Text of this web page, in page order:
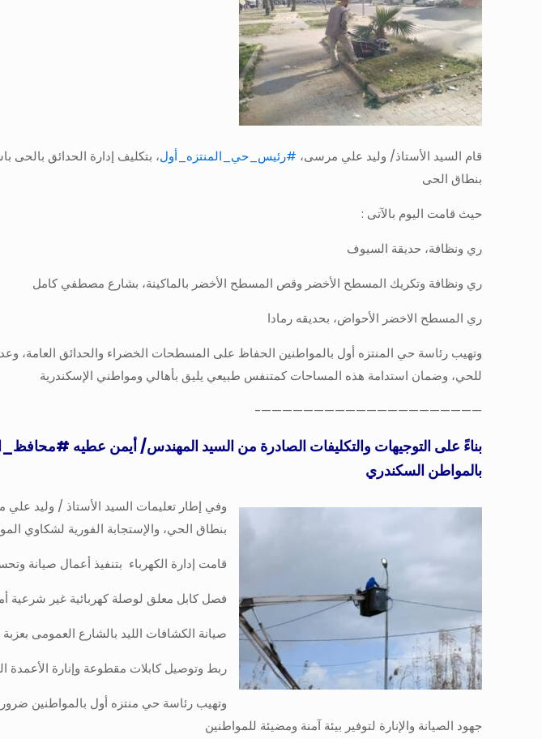
قام السيد الأستاذ/ وليد علي مرسى، #رئيس_حي_المنتزه_أول، بتكليف إدارة الحدائق بالحى
بنطاق الحى
حيث قامت اليوم بالآتى :
ري ونظافة، حديقة السيوف
ري ونظافة وتكريك المسطح الأخضر وقص المسطح الأخضر بالماكينة، بشارع مصطفي كامل
ري المسطح الاخضر الأحواض، بحديقه رمادا
وتهيب رئاسة حي المنتزه أول بالمواطنين الحفاظ على المسطحات الخضراء والحدائق العامة،
للحي، وضمان استدامة هذه المساحات كمتنفس طبيعي يليق بأهالي ومواطني الإسكندرية
—————————————————————-
بناءً على التوجيهات والتكليفات الصادرة من السيد المهندس/ أيمن عطيه
بالمواطن السكندري
وفي إطار تعليمات السيد الأستاذ / وليد
بنطاق الحي، والإستجابة الفورية لشكاوي
قامت إدارة الكهرباء بتنفيذ أعمال صيانة
فصل كابل معلق لوصلة كهربائية غير شرعية
صيانة الكشافات الليد بالشارع العمومى
ربط وتوصيل كابلات مقطوعة وإنارة الأعمدة الليد بطريق
وتهيب رئاسة حي منتزه أول بالمواطنين
جهود الصيانة والإنارة لتوفير بيئة آمنة ومضيئة للمواطنين